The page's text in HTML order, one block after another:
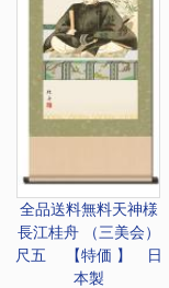
全品送料無料天神様
長江桂舟 （三美会）
尺五 【特価 】 日
本製